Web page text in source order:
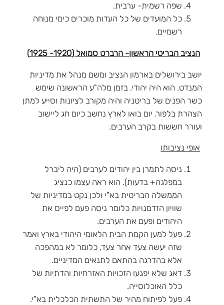
שפה רשמית- ערבית.
כל המועדים של כל העדות מוכרים כימי מנוחה
רשמיים.
הנציב הבריטי הראשון- הרברט סמואל (1920- 1925)
יושב בירושלים בארמון הנציב ומשם מנהל את מדיניות
המנדט. הוא היה יהודי. בזמן מלה"ע הראשונה שימש
כשר הפנים של בריטניה והיה מקורב לציונות וסייע למתן
הצהרת בלפור. יום בואו לארץ נחשב כיום חג ליישוב
ועורר חששות בקרב הערבים.
אופי נציבותו
ניסה לתמרן בין יהודים לערבים (היה ליברל
במפלגה+ בדעות). הוא ראה עצמו כנציג
הממשלה הבריטית בא"י ולכן נקט במדיניות של
שוויון הזדמנויות כלומר ניסה פעם לפייס את
היהודים ופעם את הערבים.
פעל למען הקמת הבית הלאומי היהודי בארץ ואמר
שזה יעשה צעד אחר צעד, כלומר לא במהפכה
אלא בהדרגה בהתאם לתנאים המדיניים.
דאג שלא יפגעו הזכויות האזרחיות והדתיות של
כלל האוכלוסייה.
פעל לפיתוח מהיר של התשתית הכלכלית בא"י.